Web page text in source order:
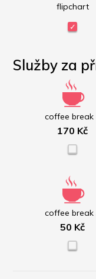
flipchart
Služby za
coffee break
170 Kč
coffee break
50 Kč